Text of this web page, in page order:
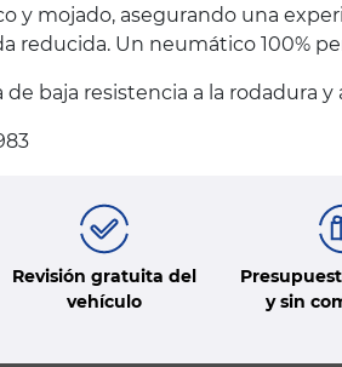
y mojado, asegurando una
reducida. Un neumático 100%
baja resistencia a la rodadura
Revisión gratuita del
vehículo
y sin